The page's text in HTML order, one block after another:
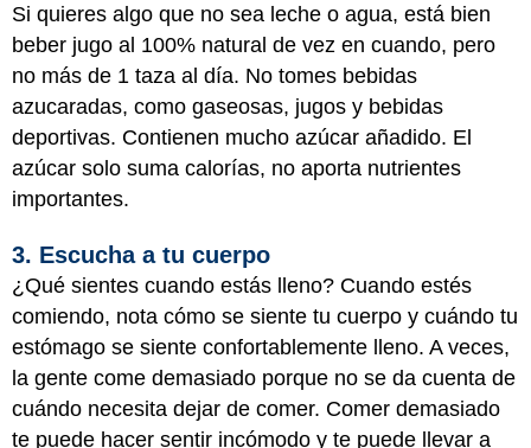
Si quieres algo que no sea leche o agua, está bien
beber jugo al 100% natural de vez en cuando, pero
no más de 1 taza al día. No tomes bebidas
azucaradas, como gaseosas, jugos y bebidas
deportivas. Contienen mucho azúcar añadido. El
azúcar solo suma calorías, no aporta nutrientes
importantes.
3. Escucha a tu cuerpo
¿Qué sientes cuando estás lleno? Cuando estés
comiendo, nota cómo se siente tu cuerpo y cuándo tu
estómago se siente confortablemente lleno. A veces,
la gente come demasiado porque no se da cuenta de
cuándo necesita dejar de comer. Comer demasiado
te puede hacer sentir incómodo y te puede llevar a